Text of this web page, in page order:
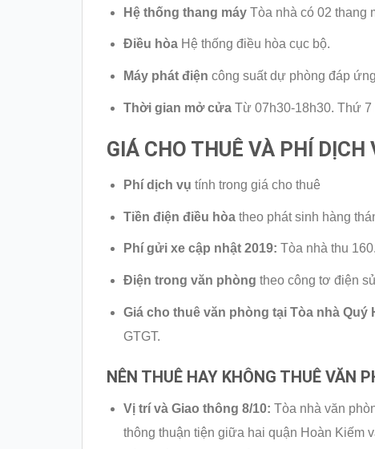
Hệ thống thang máy Tòa nhà có 02 thang
Điều hòa Hệ thống điều hòa cục bộ.
Máy phát điện công suất dự phòng đáp
Thời gian mở cửa Từ 07h30-18h30. Thứ
GIÁ CHO THUÊ VÀ PHÍ DỊCH
Phí dịch vụ tính trong giá cho thuê
Tiền điện điều hòa theo phát sinh hàng
Phí gửi xe cập nhật 2019: Tòa nhà thu
Điện trong văn phòng theo công tơ điện
Giá cho thuê văn phòng tại Tòa nhà Quý
GTGT.
NÊN THUÊ HAY KHÔNG THUÊ VĂN
Vị trí và Giao thông 8/10: Tòa nhà văn
thông thuận tiện giữa hai quận Hoàn Kiếm